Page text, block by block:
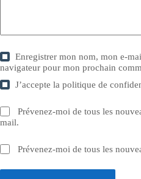
Enregistrer mon nom, mon e-
navigateur pour mon prochain
J’accepte lapolitique de
Prévenez-moi de tous les
mail.
Prévenez-moi de tous les